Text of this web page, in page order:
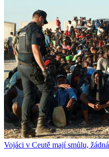
Vojáci v Ceutě mají smůlu,